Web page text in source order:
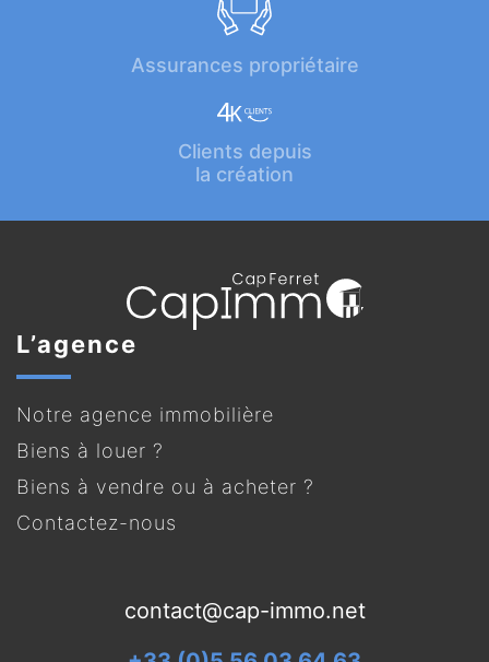
Assurances propriétaire
Clients depuis
la création
L’agence
Notre agence immobilière
Biens à louer ?
Biens à vendre ou à acheter ?
Contactez-nous
contact@cap-immo.net